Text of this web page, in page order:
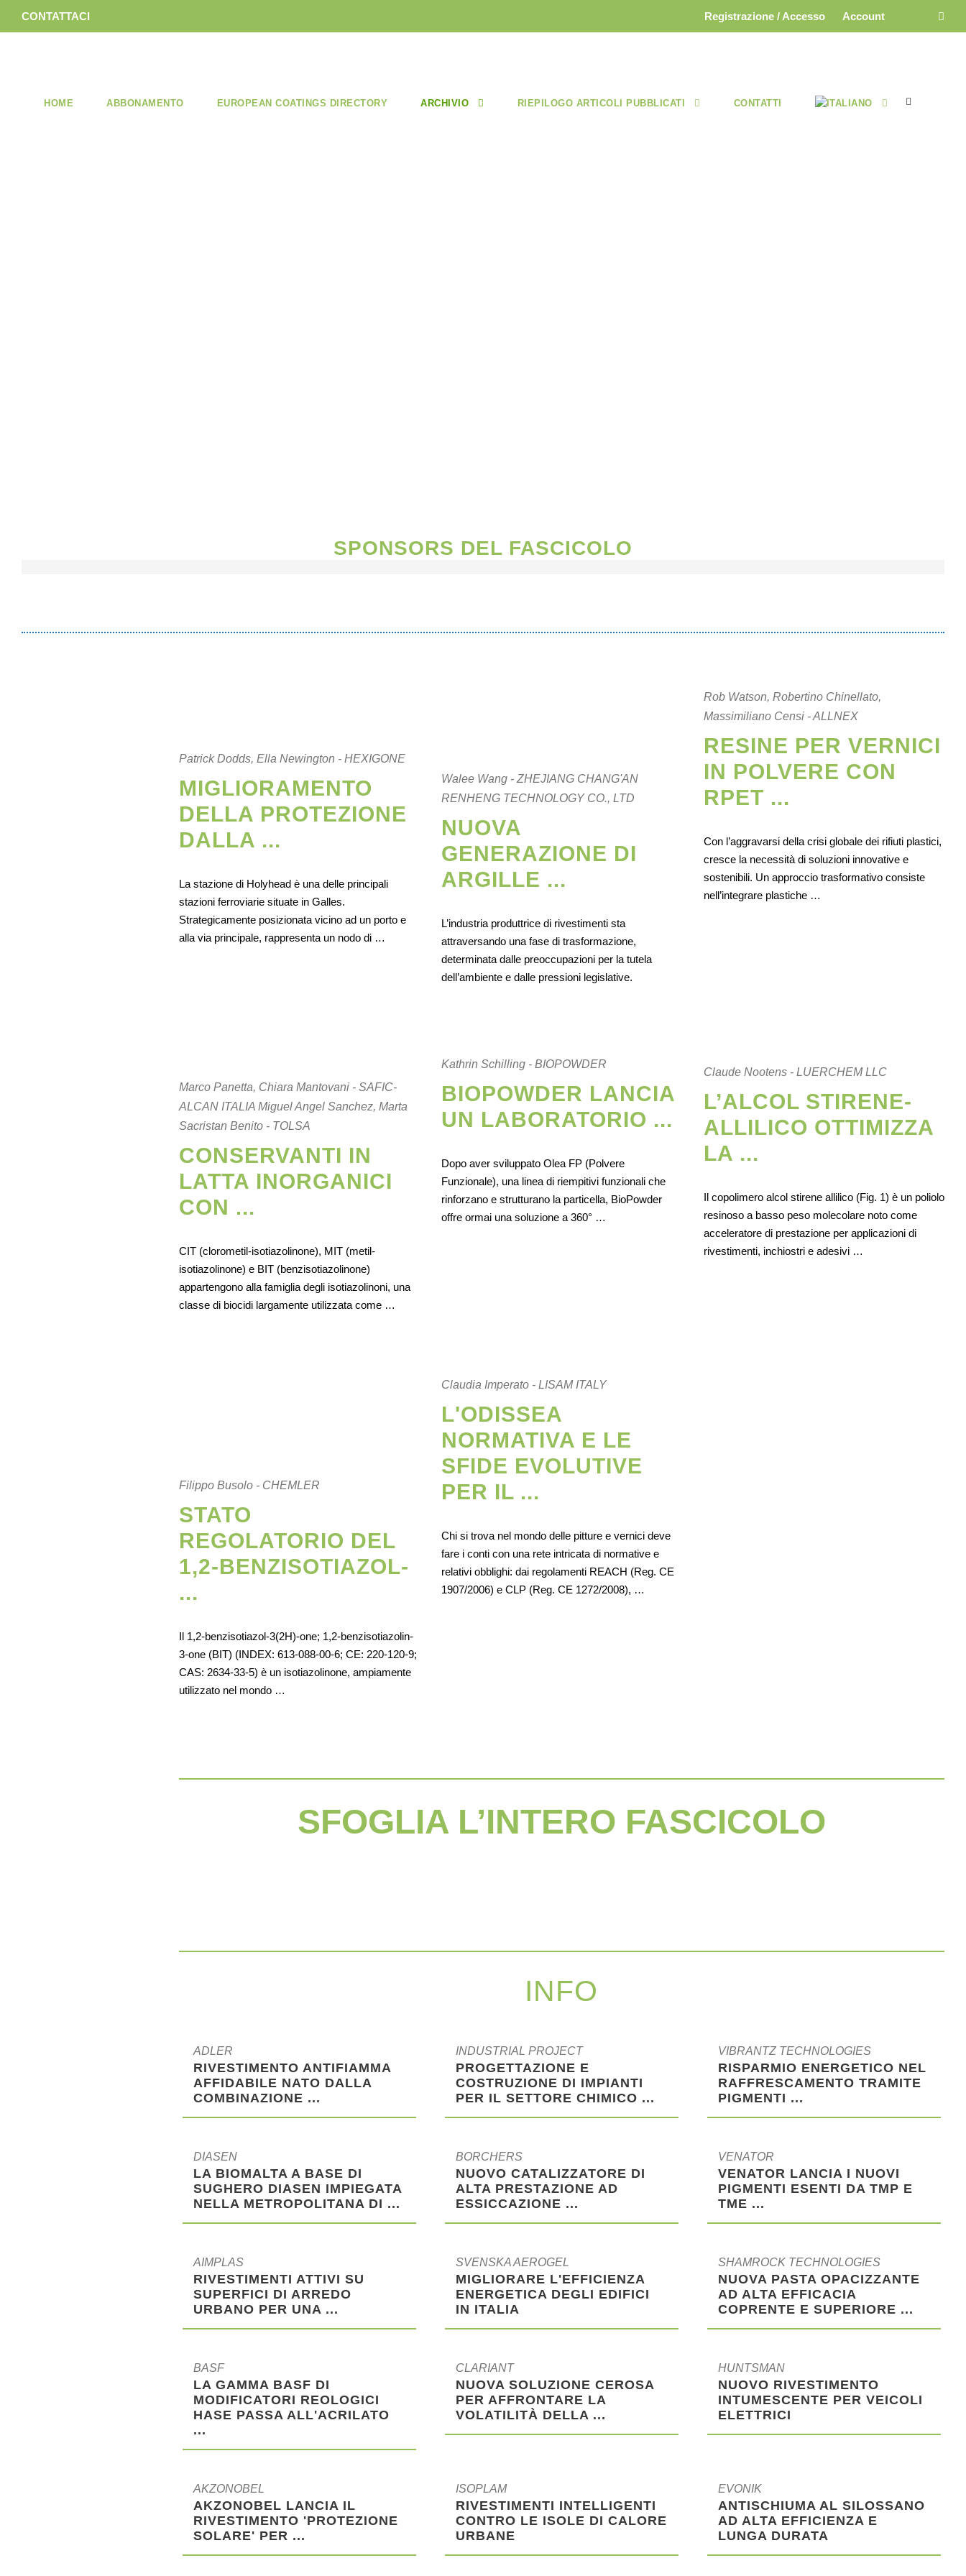
CONTATTACI Registrazione / Accesso Account
HOME ABBONAMENTO EUROPEAN COATINGS DIRECTORY ARCHIVIO RIEPILOGO ARTICOLI PUBBLICATI CONTATTI
SPONSORS DEL FASCICOLO
Patrick Dodds, Ella Newington - HEXIGONE
MIGLIORAMENTO
DELLA PROTEZIONE
DALLA ...
La stazione di Holyhead è una delle principali
stazioni ferroviarie situate in Galles.
Strategicamente posizionata vicino ad un porto e
alla via principale, rappresenta un nodo di …
Walee Wang - ZHEJIANG CHANG'AN
RENHENG TECHNOLOGY CO., LTD
NUOVA
GENERAZIONE DI
ARGILLE ...
L’industria produttrice di rivestimenti sta
attraversando una fase di trasformazione,
determinata dalle preoccupazioni per la tutela
dell’ambiente e dalle pressioni legislative.
Rob Watson, Robertino Chinellato,
Massimiliano Censi - ALLNEX
RESINE PER VERNICI
IN POLVERE CON
RPET ...
Con l’aggravarsi della crisi globale dei rifiuti plastici,
cresce la necessità di soluzioni innovative e
sostenibili. Un approccio trasformativo consiste
nell’integrare plastiche …
Marco Panetta, Chiara Mantovani - SAFIC-
ALCAN ITALIA Miguel Angel Sanchez, Marta
Sacristan Benito - TOLSA
CONSERVANTI IN
LATTA INORGANICI
CON ...
CIT (clorometil-isotiazolinone), MIT (metil-
isotiazolinone) e BIT (benzisotiazolinone)
appartengono alla famiglia degli isotiazolinoni, una
classe di biocidi largamente utilizzata come …
Kathrin Schilling - BIOPOWDER
BIOPOWDER LANCIA
UN LABORATORIO ...
Dopo aver sviluppato Olea FP (Polvere
Funzionale), una linea di riempitivi funzionali che
rinforzano e strutturano la particella, BioPowder
offre ormai una soluzione a 360° …
Claude Nootens - LUERCHEM LLC
L’ALCOL STIRENE-
ALLILICO OTTIMIZZA
LA ...
Il copolimero alcol stirene allilico (Fig. 1) è un poliolo
resinoso a basso peso molecolare noto come
acceleratore di prestazione per applicazioni di
rivestimenti, inchiostri e adesivi …
Filippo Busolo - CHEMLER
STATO
REGOLATORIO DEL
1,2-BENZISOTIAZOL-
...
Il 1,2-benzisotiazol-3(2H)-one; 1,2-benzisotiazolin-
3-one (BIT) (INDEX: 613-088-00-6; CE: 220-120-9;
CAS: 2634-33-5) è un isotiazolinone, ampiamente
utilizzato nel mondo …
Claudia Imperato - LISAM ITALY
L'ODISSEA
NORMATIVA E LE
SFIDE EVOLUTIVE
PER IL ...
Chi si trova nel mondo delle pitture e vernici deve
fare i conti con una rete intricata di normative e
relativi obblighi: dai regolamenti REACH (Reg. CE
1907/2006) e CLP (Reg. CE 1272/2008), …
SFOGLIA L’INTERO FASCICOLO
INFO
ADLER
RIVESTIMENTO ANTIFIAMMA
AFFIDABILE NATO DALLA
COMBINAZIONE ...
INDUSTRIAL PROJECT
PROGETTAZIONE E
COSTRUZIONE DI IMPIANTI
PER IL SETTORE CHIMICO ...
VIBRANTZ TECHNOLOGIES
RISPARMIO ENERGETICO NEL
RAFFRESCAMENTO TRAMITE
PIGMENTI ...
DIASEN
LA BIOMALTA A BASE DI
SUGHERO DIASEN IMPIEGATA
NELLA METROPOLITANA DI ...
BORCHERS
NUOVO CATALIZZATORE DI
ALTA PRESTAZIONE AD
ESSICCAZIONE ...
VENATOR
VENATOR LANCIA I NUOVI
PIGMENTI ESENTI DA TMP E
TME ...
AIMPLAS
RIVESTIMENTI ATTIVI SU
SUPERFICI DI ARREDO
URBANO PER UNA ...
SVENSKA AEROGEL
MIGLIORARE L'EFFICIENZA
ENERGETICA DEGLI EDIFICI
IN ITALIA
SHAMROCK TECHNOLOGIES
NUOVA PASTA OPACIZZANTE
AD ALTA EFFICACIA
COPRENTE E SUPERIORE ...
BASF
LA GAMMA BASF DI
MODIFICATORI REOLOGICI
HASE PASSA ALL'ACRILATO
...
CLARIANT
NUOVA SOLUZIONE CEROSA
PER AFFRONTARE LA
VOLATILITÀ DELLA ...
HUNTSMAN
NUOVO RIVESTIMENTO
INTUMESCENTE PER VEICOLI
ELETTRICI
AKZONOBEL
AKZONOBEL LANCIA IL
RIVESTIMENTO 'PROTEZIONE
SOLARE' PER ...
ISOPLAM
RIVESTIMENTI INTELLIGENTI
CONTRO LE ISOLE DI CALORE
URBANE
EVONIK
ANTISCHIUMA AL SILOSSANO
AD ALTA EFFICIENZA E
LUNGA DURATA